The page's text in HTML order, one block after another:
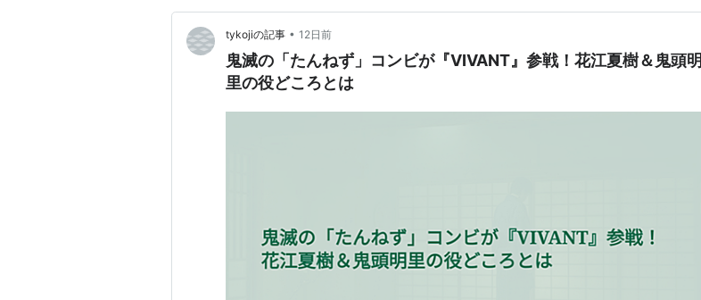
タイムボカン24（カレン）
アリスと蔵六（雛霧よなが）
ようこそ実力至上主義の教室へ（堀北鈴音）
徒然チルドレン‎（飯島香奈）
プリンセス・プリンシパル（リリ）
tykojiの記事 • 12日前
鬼滅の「たんねず」コンビが『VIVANT』参戦！花江夏樹＆鬼頭明
里の役どころとは